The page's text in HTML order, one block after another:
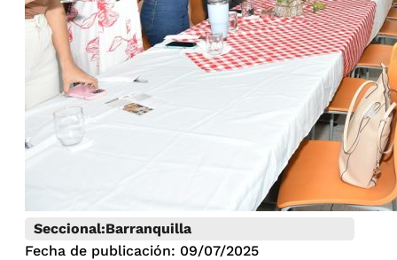
Seccional:Barranquilla
Fecha de publicación: 09/07/2025